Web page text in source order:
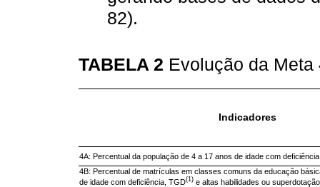
82).
TABELA 2 Evolução da
Indicadores
4A: Percentual da população de 4 a 17 anos de idade com
4B: Percentual de matrículas em classes comuns da educação
de idade com deficiência, TGD(1) e altas habilidades ou superdotação